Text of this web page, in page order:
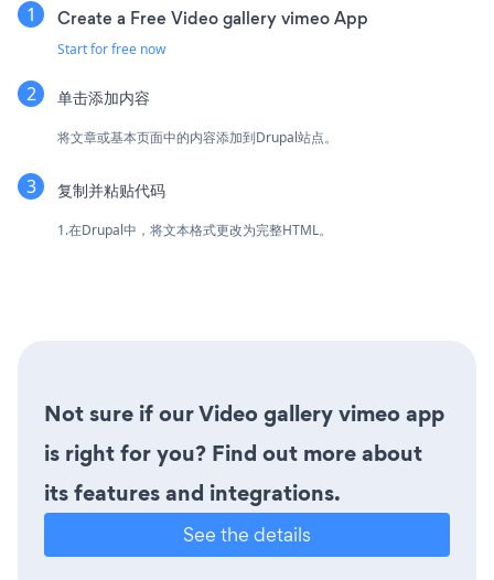
Create a Free Video gallery vimeo App
Start for free now
单击添加内容
将文章或基本页面中的内容添加到Drupal站点。
复制并粘贴代码
1.在Drupal中，将文本格式更改为完整HTML。
Not sure if our Video gallery vimeo app
is right for you? Find out more about
its features and integrations.
See the details